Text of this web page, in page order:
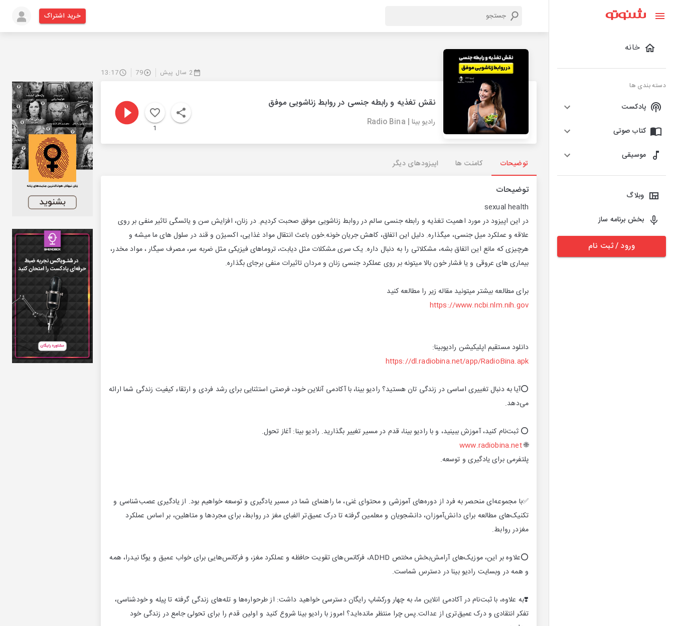
خانه
دسته بندی ها
پادکست
کتاب صوتی
موسیقی
وبلاگ
بخش برنامه ساز
ورود / ثبت نام
خرید اشتراک
2 سال پیش 79
13:17
نقش تغذیه و رابطه جنسی در روابط زناشویی موفق
رادیو بینا | Radio Bina
1
توضیحات کامنت ها اپیزودهای دیگر
توضیحات
sexual health
در این اپیزود در مورد اهمیت تغذیه و رابطه جنسی سالم در روابط زناشویی موفق صحبت کردیم. در زنان، افزایش سن و یائسگی تاثیر منفی بر روی
علاقه و عملکرد میل جنسی، میگذاره. دلیل این اتفاق، کاهش جریان خونه.خون باعث انتقال مواد غذایی، اکسیژن و قند در سلول های ما میشه و
هرچیزی که مانع این اتفاق بشه، مشکلاتی را به دنبال داره. یک سری مشکلات مثل دیابت، تروماهای فیزیکی مثل ضربه سر، مصرف سیگار ، مواد مخدر،
بیماری های عروقی و یا فشار خون بالا میتونه بر روی عملکرد جنسی زنان و مردان تاثیرات منفی برجای بگذاره.
برای مطالعه بیشتر میتونید مقاله زیر را مطالعه کنید
https://www.ncbi.nlm.nih.gov
دانلود مستقیم اپلیکیشن رادیوبینا:
https://dl.radiobina.net/app/RadioBina.apk
⭕️آیا به دنبال تغییری اساسى در زندگی تان هستید؟ رادیو بینا، با آکادمی آنلاین خود، فرصتی استثنایی برای رشد فردی و ارتقاء کیفیت زندگی شما ارائه
می‌دهد.
⭕️ ثبت‌نام کنید، آموزش ببینید، و با رادیو بینا، قدم در مسیر تغییر بگذارید. رادیو بینا: آغاز تحول.
🌐
www.radiobina.net
پلتفرمی برای یادگیری و توسعه.
✅با مجموعه‌ای منحصر به فرد از دوره‌های آموزشی و محتوای غنی، ما راهنمای شما در مسیر یادگیری و توسعه خواهیم بود. از یادگیری عصب‌شناسی و
تکنیک‌های مطالعه برای دانش‌آموزان، دانشجویان و معلمین گرفته تا درک عمیق‌تر الفبای مغز در روابط، برای مجردها و متاهلین، بر اساس عملکرد
مغزدر روابط.
⭕️علاوه بر این، موزیک‌های آرامش‌بخش مختص ADHD، فرکانس‌های تقویت حافظه و عملکرد مغز، و فرکانس‌هایی برای خواب عمیق و یوگا نیدرا، همه
و همه در وبسايت راديو بينا در دسترس شماست.
❣️به علاوه، با ثبت‌نام در آکادمی انلاين ما، به چهار ورکشاپ رایگان دسترسی خواهید داشت: از طرحواره‌ها و تله‌های زندگی گرفته تا پیله و خودشناسی،
تفکر انتقادی و درک عمیق‌تری از عدالت.پس چرا منتظر مانده‌اید؟ امروز با رادیو بینا شروع کنید و اولین قدم را برای تحولی جامع در زندگی خود